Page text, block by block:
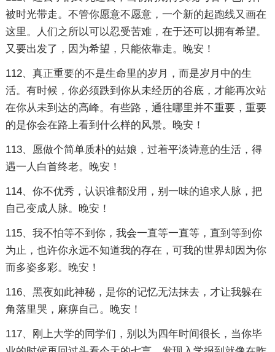
被时光带走。不管你愿意不愿意，一个新的起跑线又画在
这里。人们之所以可以忍受苦难，在于还可以拥有希望。
又要出发了，因为希望，只能依靠走。晚安！
112、真正重要的不是生命里的岁月，而是岁月中的生
活。有时候，你必须跌到你从未经历的谷底，才能再次站
在你从未到达的高峰。有些路，通往哪里并不重要，重要
的是你会在路上看到什么样的风景。晚安！
113、愿做个简单质朴的姑娘，过着平淡诗意的生活，得
遇一人白首终老。晚安！
114、你不优秀，认识谁都没用，别一味的追求人脉，把
自己变成人脉。晚安！
115、我不怕等不到你，我会一直等一直等，直到等到你
为止，也许你永远不知道我的存在，可我的世界却因为你
而多姿多彩。晚安！
116、黑夜如此神秘，是你的记忆无法抹去，才让我躲在
角落里哭，麻痹自己。晚安！
117、刚上大学的同学们，别以为四年时间很长，当你毕